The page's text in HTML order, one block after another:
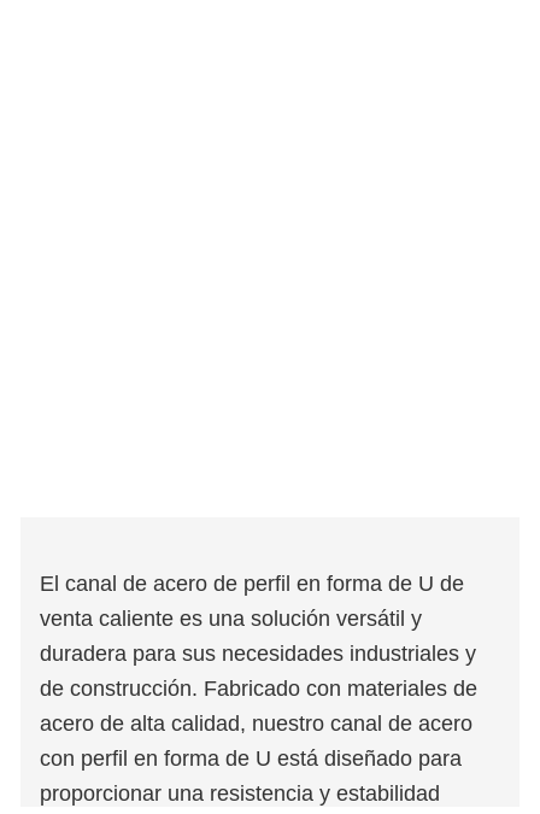
El canal de acero de perfil en forma de U de
venta caliente es una solución versátil y
duradera para sus necesidades industriales y
de construcción. Fabricado con materiales de
acero de alta calidad, nuestro canal de acero
con perfil en forma de U está diseñado para
proporcionar una resistencia y estabilidad